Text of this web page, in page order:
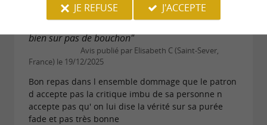
"Purée pas bonne et jus d ananas pas secoué et
bien sur pas de bouchon"
Avis publié par Elisabeth C (Saint-Sever,
France) le 19/12/2025
Bon repas dans l ensemble dommage que le patron
d accepte pas la critique imbu de sa personne n
accepte pas qu' on lui dise la vérité sur sa purée
fade et pas très bonne
JE REFUSE
J'ACCEPTE